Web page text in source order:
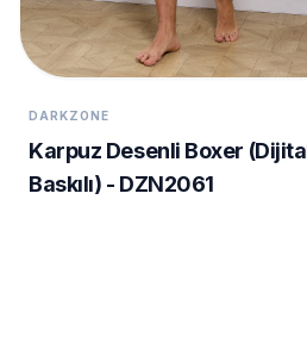
DARKZONE
Karpuz Desenli Boxer
Baskılı) - DZN2061